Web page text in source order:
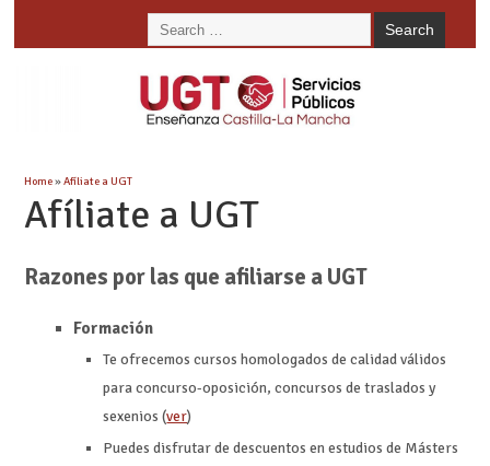
Home»Afíliate a UGT
Afíliate a UGT
Razones por las que afiliarse a UGT
Formación
Te ofrecemos cursos homologados de calidad válidos
para concurso-oposición, concursos de traslados y
sexenios (ver)
Puedes disfrutar de descuentos en estudios de Másters